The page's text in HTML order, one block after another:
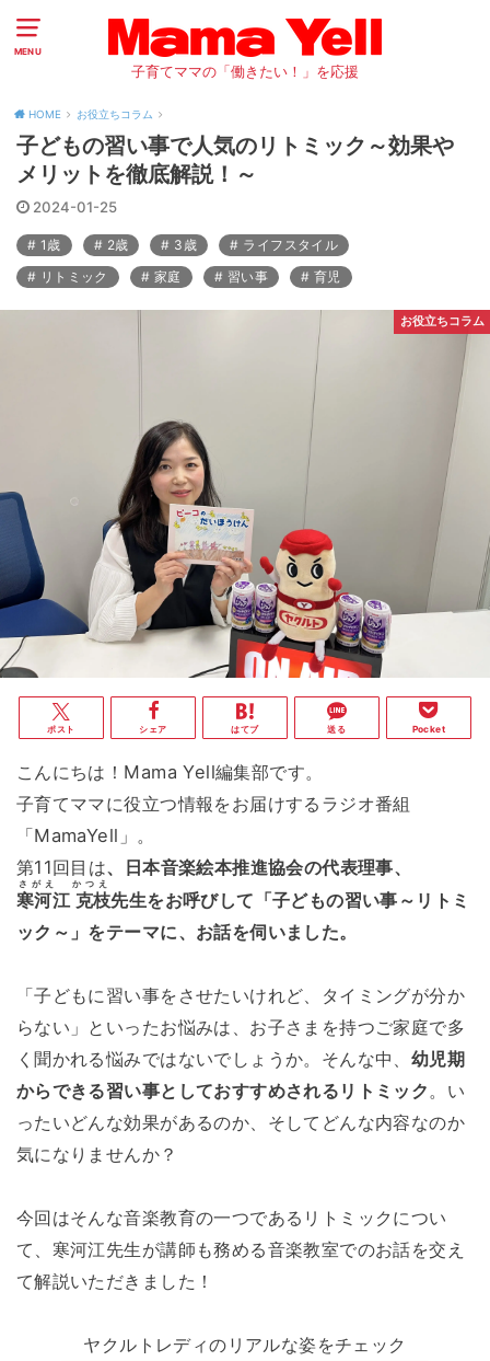
MENU
子育てママの「働きたい！」を応援
HOME お役立ちコラム
子どもの習い事で人気のリトミック～効果や
メリットを徹底解説！～
2024-01-25
1歳 2歳 3歳
ライフスタイル
リトミック
家庭 習い事 育児
お役立ちコラム
ポスト シェア はてブ 送る Pocket
こんにちは！Mama Yell編集部です。
子育てママに役立つ情報をお届けするラジオ番組
「MamaYell」。
第11回目は、日本音楽絵本推進協会の代表理事、
寒河江 克枝
さがえ かつえ
先生をお呼びして「子どもの習い事～リトミ
ック～」をテーマに、お話を伺いました。
「子どもに習い事をさせたいけれど、タイミングが分か
らない」といったお悩みは、お子さまを持つご家庭で多
く聞かれる悩みではないでしょうか。そんな中、 幼児期
からできる習い事としておすすめされるリトミック 。い
ったいどんな効果があるのか、そしてどんな内容なのか
気になりませんか？
今回はそんな音楽教育の一つであるリトミックについ
て、寒河江先生が講師も務める音楽教室でのお話を交え
て解説いただきました！
ヤクルトレディのリアルな姿をチェック